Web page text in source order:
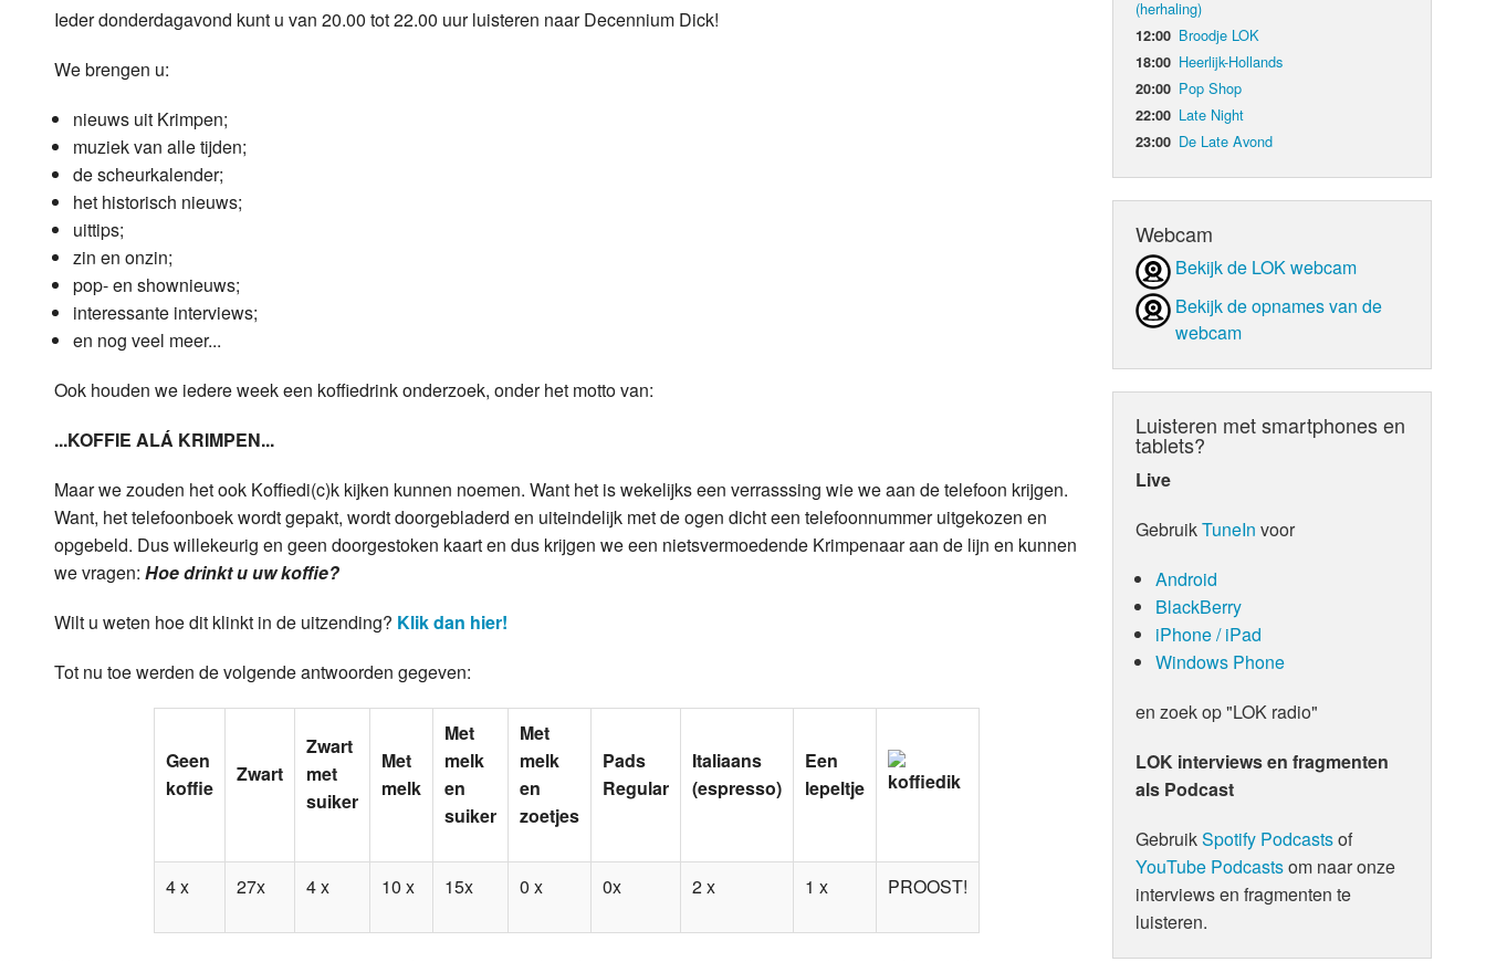
Oude LOK programma's
Ieder donderdagavond kunt u van 20.00 tot 22.00 uur luisteren naar Decennium Dick!
We brengen u:
nieuws uit Krimpen;
muziek van alle tijden;
de scheurkalender;
het historisch nieuws;
uittips;
zin en onzin;
pop- en shownieuws;
interessante interviews;
en nog veel meer...
Ook houden we iedere week een koffiedrink onderzoek, onder het motto van:
...KOFFIE ALÁ KRIMPEN...
Maar we zouden het ook Koffiedi(c)k kijken kunnen noemen. Want het is wekelijks een verrasssing wie we aan de telefoon krijgen.
Want, het telefoonboek wordt gepakt, wordt doorgebladerd en uiteindelijk met de ogen dicht een telefoonnummer uitgekozen en
opgebeld. Dus willekeurig en geen doorgestoken kaart en dus krijgen we een nietsvermoedende Krimpenaar aan de lijn en kunnen
we vragen: Hoe drinkt u uw koffie?
Wilt u weten hoe dit klinkt in de uitzending? Klik dan hier!
Tot nu toe werden de volgende antwoorden gegeven:
Geen
koffie
Zwart
Zwart
met
suiker
Met
melk
Met
melk
en
suiker
Met
melk
en
zoetjes
Pads
Regular
Italiaans
(espresso)
Een
lepeltje
4 x 27x 4 x 10 x 15x 0 x 0x 2 x 1 x PROOST!
(herhaling)
12:00 Broodje LOK
18:00 Heerlijk-Hollands
20:00 Pop Shop
22:00 Late Night
23:00 De Late Avond
Webcam
Bekijk de LOK webcam
Bekijk de opnames van de
webcam
Luisteren met smartphones en
tablets?
Live
GebruikTuneIn voor
Android
BlackBerry
iPhone / iPad
Windows Phone
en zoek op "LOK radio"
LOK interviews en fragmenten
als Podcast
GebruikSpotify Podcastsof
YouTube Podcastsom naar onze
interviews en fragmenten te
luisteren.